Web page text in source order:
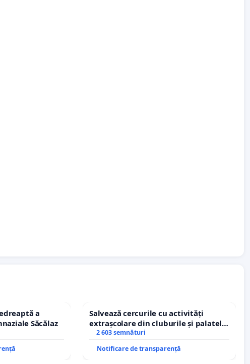
a
Săcălaz
Salvează cercurile cu activități
extrașcolare din cluburile și palatele
copiilor
2 603 semnături
Notificare de transparență